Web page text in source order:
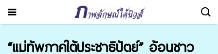
“แม่ทัพภาคใต้ประชาธิปัตย์” อ้อนชาว